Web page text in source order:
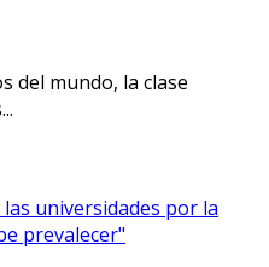
del mundo, la clase